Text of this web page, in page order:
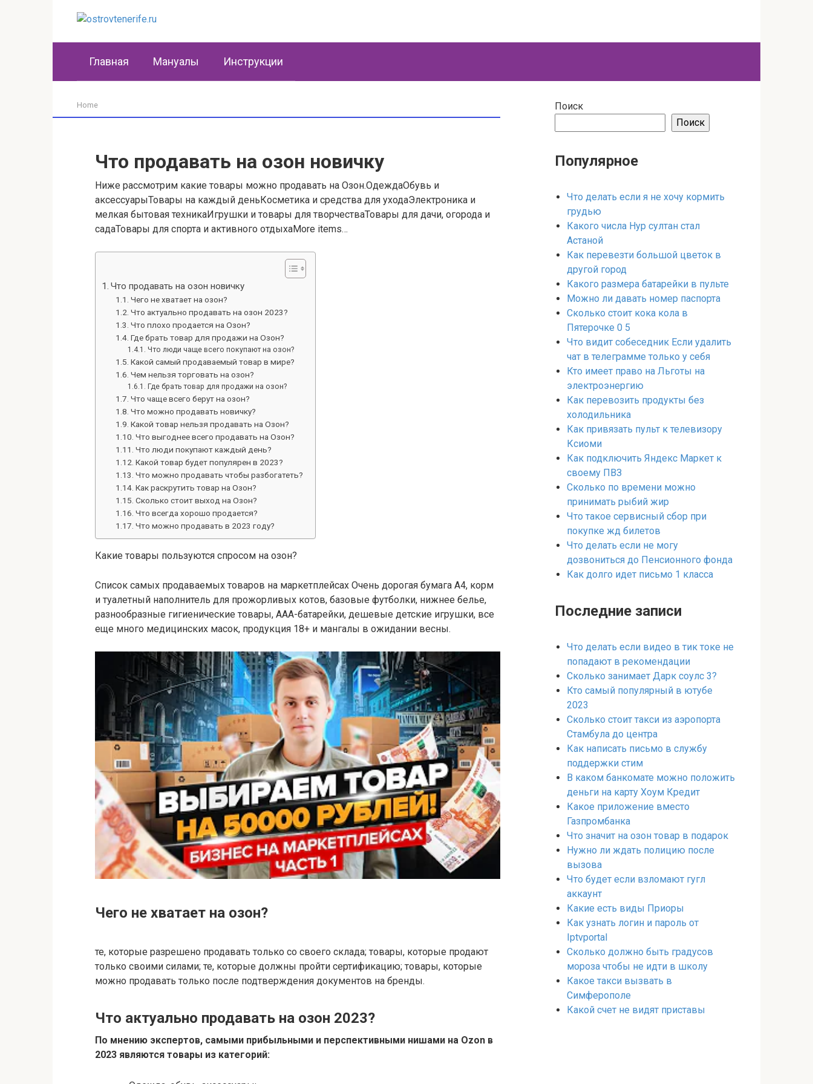
Главная Мануалы Инструкции
Home
Что продавать на озон новичку
Ниже рассмотрим какие товары можно продавать на Озон.ОдеждаОбувь и
аксессуарыТовары на каждый деньКосметика и средства для уходаЭлектроника и
мелкая бытовая техникаИгрушки и товары для творчестваТовары для дачи, огорода и
садаТовары для спорта и активного отдыхаMore items…
Что продавать на озон новичку
Чего не хватает на озон?
Что актуально продавать на озон 2023?
Что плохо продается на Озон?
Где брать товар для продажи на Озон?
Что люди чаще всего покупают на озон?
Какой самый продаваемый товар в мире?
Чем нельзя торговать на озон?
Где брать товар для продажи на озон?
Что чаще всего берут на озон?
Что можно продавать новичку?
Какой товар нельзя продавать на Озон?
Что выгоднее всего продавать на Озон?
Что люди покупают каждый день?
Какой товар будет популярен в 2023?
Что можно продавать чтобы разбогатеть?
Как раскрутить товар на Озон?
Сколько стоит выход на Озон?
Что всегда хорошо продается?
Что можно продавать в 2023 году?
Какие товары пользуются спросом на озон?
Список самых продаваемых товаров на маркетплейсах Очень дорогая бумага А4, корм
и туалетный наполнитель для прожорливых котов, базовые футболки, нижнее белье,
разнообразные гигиенические товары, ААА-батарейки, дешевые детские игрушки, все
еще много медицинских масок, продукция 18+ и мангалы в ожидании весны.
Чего не хватает на озон?
те, которые разрешено продавать только со своего склада; товары, которые продают
только своими силами; те, которые должны пройти сертификацию; товары, которые
можно продавать только после подтверждения документов на бренды.
Что актуально продавать на озон 2023?
По мнению экспертов, самыми прибыльными и перспективными нишами на Ozon в
2023 являются товары из категорий:
Поиск
Поиск
Популярное
Что делать если я не хочу кормить
грудью
Какого числа Нур султан стал
Астаной
Как перевезти большой цветок в
другой город
Какого размера батарейки в пульте
Можно ли давать номер паспорта
Сколько стоит кока кола в
Пятерочке 0 5
Что видит собеседник Если удалить
чат в телеграмме только у себя
Кто имеет право на Льготы на
электроэнергию
Как перевозить продукты без
холодильника
Как привязать пульт к телевизору
Ксиоми
Как подключить Яндекс Маркет к
своему ПВЗ
Сколько по времени можно
принимать рыбий жир
Что такое сервисный сбор при
покупке жд билетов
Что делать если не могу
дозвониться до Пенсионного фонда
Как долго идет письмо 1 класса
Последние записи
Что делать если видео в тик токе не
попадают в рекомендации
Сколько занимает Дарк соулс 3?
Кто самый популярный в ютубе
2023
Сколько стоит такси из аэропорта
Стамбула до центра
Как написать письмо в службу
поддержки стим
В каком банкомате можно положить
деньги на карту Хоум Кредит
Какое приложение вместо
Газпромбанка
Что значит на озон товар в подарок
Нужно ли ждать полицию после
вызова
Что будет если взломают гугл
аккаунт
Какие есть виды Приоры
Как узнать логин и пароль от
Iptvportal
Сколько должно быть градусов
мороза чтобы не идти в школу
Какое такси вызвать в
Симферополе
Какой счет не видят приставы